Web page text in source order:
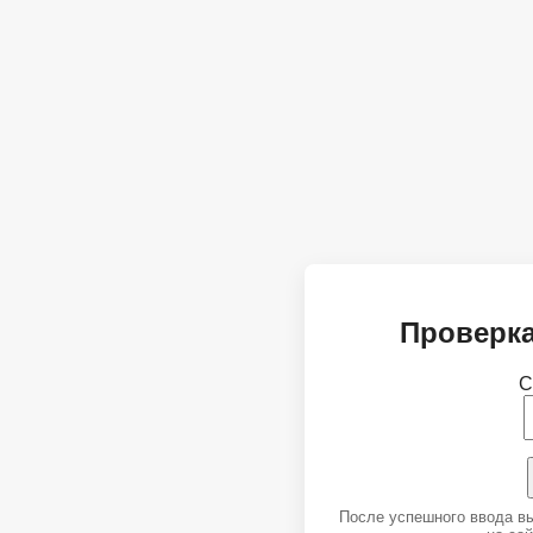
После успешного ввода